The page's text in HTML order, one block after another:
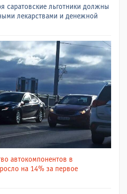
саратовские льготники должны
лекарствами и денежной
автокомпонентов в
на 14% за первое